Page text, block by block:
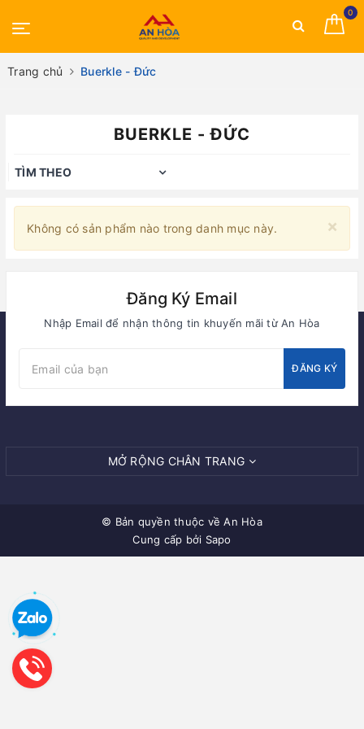
0
Trang chủ Buerkle - Đức
BUERKLE - ĐỨC
TÌM THEO
×
Không có sản phẩm nào trong danh mục này.
Đăng Ký Email
Nhập Email để nhận thông tin khuyến mãi từ An Hòa
ĐĂNG KÝ
MỞ RỘNG CHÂN TRANG
© Bản quyền thuộc vềAn Hòa
Cung cấp bởi Sapo